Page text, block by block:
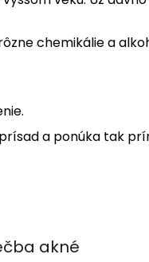
chemikálie a
a ponúka tak
akné